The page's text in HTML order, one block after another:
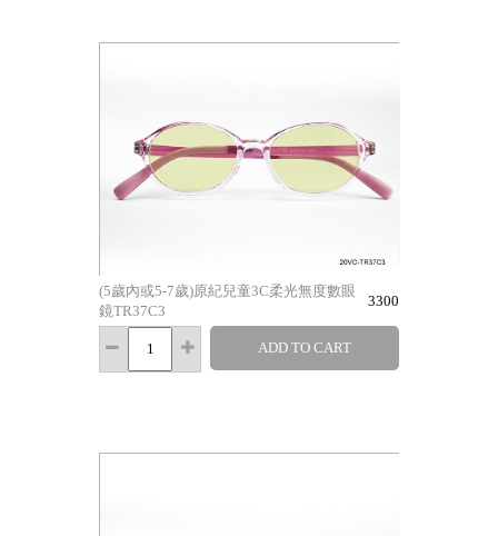
(5歲內或5-7歲)原紀兒童3C柔光無度數眼
鏡TR37C3
3300
ADD TO CART